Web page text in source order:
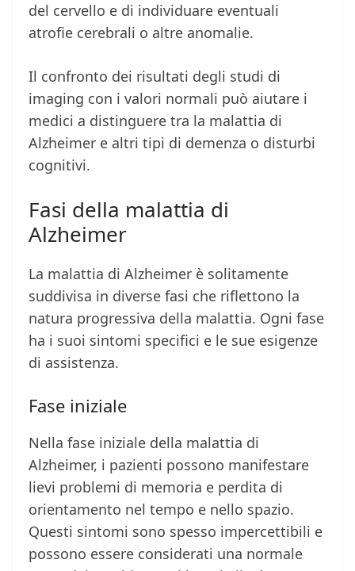
del cervello e di individuare eventuali
atrofie cerebrali o altre anomalie.
Il confronto dei risultati degli studi di
imaging con i valori normali può aiutare i
medici a distinguere tra la malattia di
Alzheimer e altri tipi di demenza o disturbi
cognitivi.
Fasi della malattia di
Alzheimer
La malattia di Alzheimer è solitamente
suddivisa in diverse fasi che riflettono la
natura progressiva della malattia. Ogni fase
ha i suoi sintomi specifici e le sue esigenze
di assistenza.
Fase iniziale
Nella fase iniziale della malattia di
Alzheimer, i pazienti possono manifestare
lievi problemi di memoria e perdita di
orientamento nel tempo e nello spazio.
Questi sintomi sono spesso impercettibili e
possono essere considerati una normale